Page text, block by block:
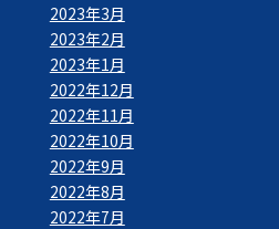
2023年3月
2023年2月
2023年1月
2022年12月
2022年11月
2022年10月
2022年9月
2022年8月
2022年7月